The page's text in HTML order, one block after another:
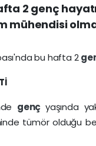
2 genç
mühendisi
bu hafta 2
gençyaşında
tümör olduğu